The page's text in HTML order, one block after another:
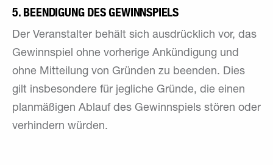
5. BEENDIGUNG DES GEWINNSPIELS
Der Veranstalter behält sich ausdrücklich vor, das
Gewinnspiel ohne vorherige Ankündigung und
ohne Mitteilung von Gründen zu beenden. Dies
gilt insbesondere für jegliche Gründe, die einen
planmäßigen Ablauf des Gewinnspiels stören oder
verhindern würden.